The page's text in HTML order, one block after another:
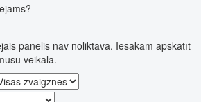
panelis nav noliktavā. Iesakām apskatīt
veikalā.